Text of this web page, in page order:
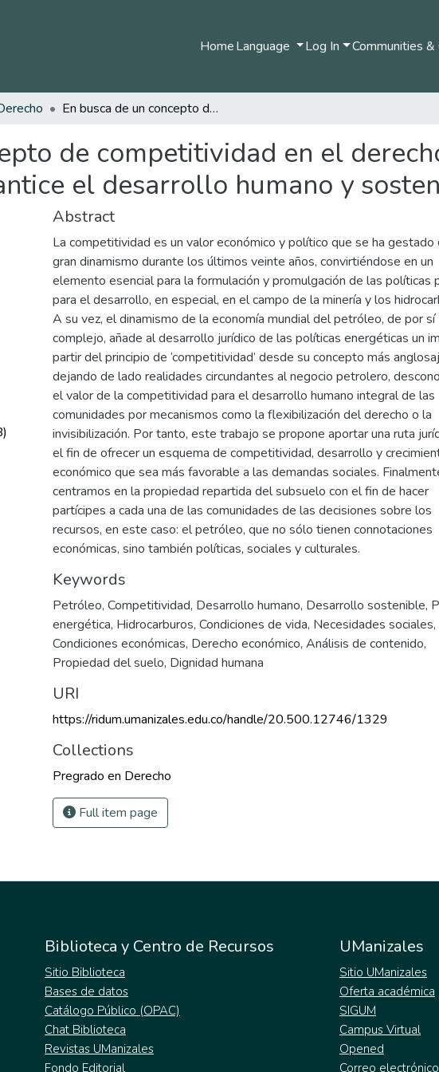
HomeLanguage Log In Communities
En busca de un concepto de competitividad en el derecho petrolero colombiano que garantice el desarrollo humano y sostenible
de competitividad en el
el desarrollo humano y
Abstract
La competitividad es un valor económico y político que se ha gestado
gran dinamismo durante los últimos veinte años, convirtiéndose en un
elemento esencial para la formulación y promulgación de las políticas
para el desarrollo, en especial, en el campo de la minería y los
A su vez, el dinamismo de la economía mundial del petróleo, de por sí
complejo, añade al desarrollo jurídico de las políticas energéticas un
partir del principio de ‘competitividad’ desde su concepto más
dejando de lado realidades circundantes al negocio petrolero,
el valor de la competitividad para el desarrollo humano integral de las
comunidades por mecanismos como la flexibilización del derecho o la
invisibilización. Por tanto, este trabajo se propone aportar una ruta
el fin de ofrecer un esquema de competitividad, desarrollo y
económico que sea más favorable a las demandas sociales.
centramos en la propiedad repartida del subsuelo con el fin de hacer
partícipes a cada una de las comunidades de las decisiones sobre los
recursos, en este caso: el petróleo, que no sólo tienen connotaciones
económicas, sino también políticas, sociales y culturales.
Keywords
Petróleo, Competitividad, Desarrollo humano, Desarrollo sostenible,
energética, Hidrocarburos, Condiciones de vida, Necesidades sociales,
Condiciones económicas, Derecho económico, Análisis de contenido,
Propiedad del suelo, Dignidad humana
URI
https://ridum.umanizales.edu.co/handle/20.500.12746/1329
Collections
Pregrado en Derecho
Full item page
Biblioteca y Centro de Recursos
Sitio Biblioteca
Bases de datos
Catálogo Público (OPAC)
Chat Biblioteca
Revistas UManizales
Fondo Editorial
UManizales
Sitio UManizales
Oferta académica
SIGUM
Campus Virtual
Opened
Correo electrónico